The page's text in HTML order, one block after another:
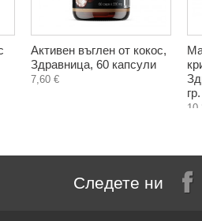
Активен въглен от кокос,
Здравница, 60 капсули
7,60 €
гр.
Следете ни